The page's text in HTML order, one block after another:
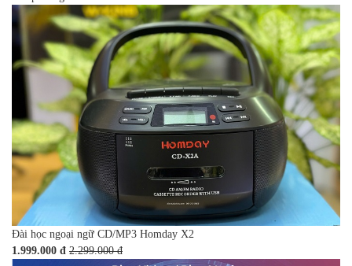
Đài học ngoại ngữ CD/MP3 Homday X2
1.999.000 đ 2.299.000 đ